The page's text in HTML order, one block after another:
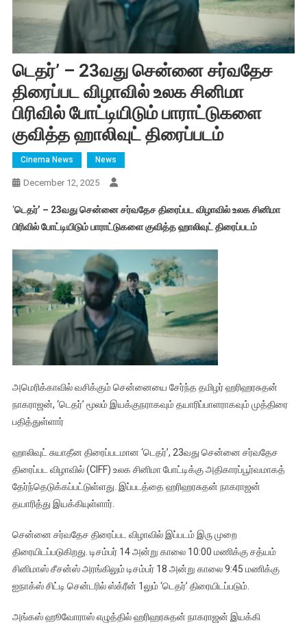
டெதர்’ – 23வது சென்னை சர்வதேச
திரைப்பட விழாவில் உலக சினிமா
பிரிவில் போட்டியிடும் பாராட்டுகளை
குவித்த‌ ஹாலிவுட் திரைப்படம்
Cinema News News
December 12, 2025
‘டெதர்’ – 23வது சென்னை சர்வதேச திரைப்பட விழாவில் உலக சினிமா
பிரிவில் போட்டியிடும் பாராட்டுகளை குவித்த‌ ஹாலிவுட் திரைப்படம்
அமெரிக்காவில் வசிக்கும் சென்னையை சேர்ந்த தமிழர் ஹரிஹரசுதன்
நாகராஜன், ‘டெதர்’ மூலம் இயக்குநராகவும் தயாரிப்பாளராகவும் முத்திரை
பதித்துள்ளார்
ஹாலிவுட் சுயாதீன திரைப்படமான ‘டெதர்’, 23வது சென்னை சர்வதேச
திரைப்பட விழாவில் (CIFF) உலக சினிமா போட்டிக்கு அதிகாரப்பூர்வமாகத்
தேர்ந்தெடுக்கப்பட்டுள்ளது. இப்படத்தை ஹரிஹரசுதன் நாகராஜன்
தயாரித்து இயக்கியுள்ளார்.
சென்னை சர்வதேச திரைப்பட விழாவில் இப்படம் இரு முறை
திரையிடப்படுகிறது. டிசம்பர் 14 அன்று காலை 10:00 மணிக்கு சத்யம்
சினிமாஸ் சீசன்ஸ் அரங்கிலும் டிசம்பர் 18 அன்று காலை 9:45 மணிக்கு
ஐநாக்ஸ் சிட்டி சென்டரில் ஸ்க்ரீன் 1லும் ‘டெதர்’ திரையிடப்படும்.
அங்கஸ் ஹூவோராஸ் எழுத்தில் ஹரிஹரசுதன் நாகராஜன் இயக்கி